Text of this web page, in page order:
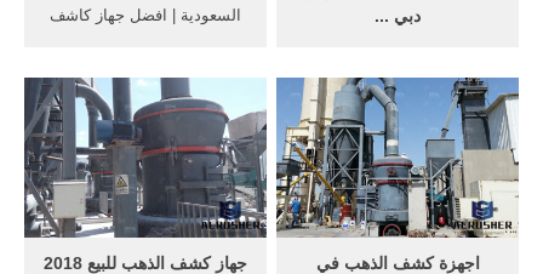
السعودية | افضل جهاز كاشف
جهاز كشف الذهب للبيع في
السعودية عبر مندوبين معتمدين
لشركات اجهزة كشف الذهب
والمعادن ...
دبي ...
كشف الذهب و المعادن و
المياه الجوفية تحت الارض
بالاضافة لخلاصة خبرتنها على
مدى اكثر من ثمانية عشر عاما
.
‫جهاز كشف الذهب للبيع 2018
اجهزة كشف الذهب في